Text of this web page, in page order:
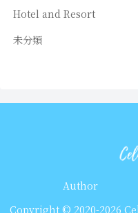
Hotel and Resort
未分類
Author
Copyright © 2020-2026